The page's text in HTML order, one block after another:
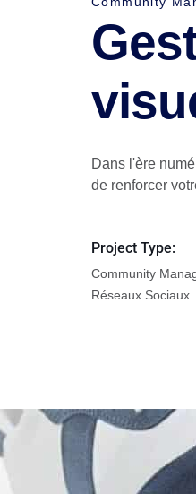
Dans l'ère
de renforcer
Project Type:
Community
Réseaux Sociaux